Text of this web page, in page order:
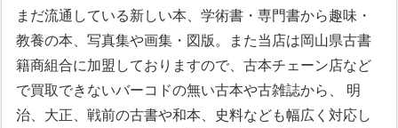
まだ流通している新しい本、学術書・専門書から趣味・
教養の本、写真集や画集・図版。また当店は岡山県古書
籍商組合に加盟しておりますので、古本チェーン店など
で買取できないバーコドの無い古本や古雑誌から、 明
治、大正、戦前の古書や和本、史料なども幅広く対応し